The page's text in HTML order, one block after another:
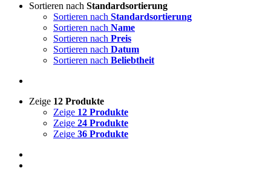
Sortieren nach Standardsortierung
Sortieren nach Standardsortierung
Sortieren nach Name
Sortieren nach Preis
Sortieren nach Datum
Sortieren nach Beliebtheit
Zeige 12 Produkte
Zeige 12 Produkte
Zeige 24 Produkte
Zeige 36 Produkte